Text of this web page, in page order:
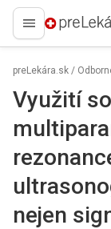
preLekára.sk
preLekára.sk /
Využití
nejen